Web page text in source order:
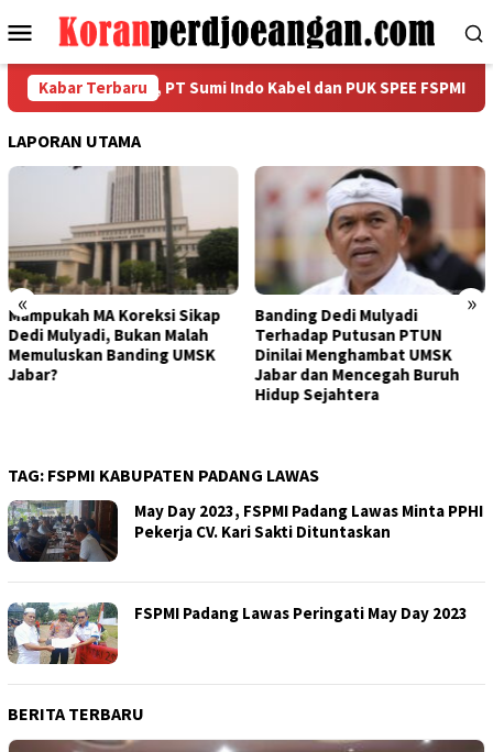
ke
Menu
Mobile
Kabar Terbaru
HUT RI ke-81, PT Sumi Indo Kabel dan PUK SPEE FSPMI Gelar
LAPORAN UTAMA
« »
Banding Dedi Mulyadi
Terhadap Putusan PTUN
Dinilai Menghambat UMSK
Jabar dan Mencegah Buruh
Bapak Aing Mengajukan
Banding, MA Tak Boleh
Mengubur Putusan PTUN Soal
UMSK Jawa Barat
TAG: FSPMI KABUPATEN PADANG LAWAS
May Day 2023, FSPMI Padang Lawas Minta PPHI
Pekerja CV. Kari Sakti Dituntaskan
FSPMI Padang Lawas Peringati May Day 2023
BERITA TERBARU